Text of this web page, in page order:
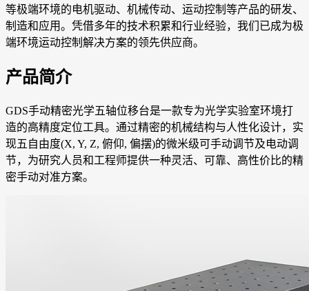
等极端环境的电机驱动、机械传动、运动控制等产品的研发、
制造和应用。凭借多年的技术积累和行业经验，我们已成为极
端环境运动控制解决方案的领先供应商。
产品简介
GDS手动精密光学五轴位移台是一款专为光学实验室环境打
造的高精度定位工具。通过精密的机械结构与人性化设计，实
现五自由度(X, Y, Z, 俯仰, 偏摆)的微米级可手动调节及电动调
节，为研究人员和工程师提供一种灵活、可靠、高性价比的精
密手动对准方案。